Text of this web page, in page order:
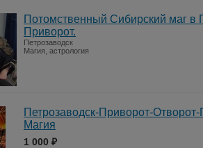
Потомственный Сибирский маг в
Приворот.
Петрозаводск
Магия, астрология
Петрозаводск-Приворот-
Магия
1 000 ₽